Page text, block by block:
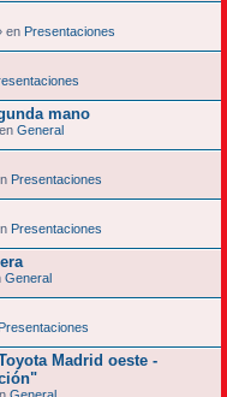
en Presentaciones
mano
General
Presentaciones
Presentaciones
General
Presentaciones
Madrid oeste -
General